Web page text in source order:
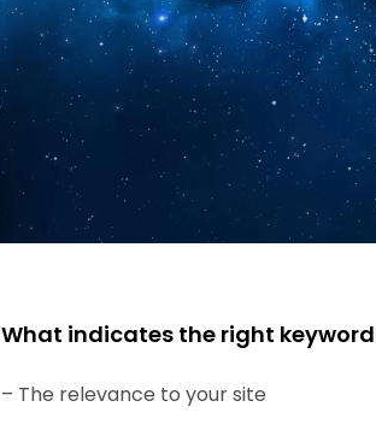
What indicates the right
– The relevance to your site